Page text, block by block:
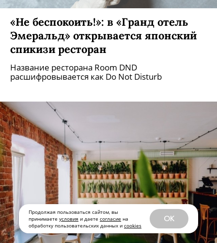
Продолжая пользоваться сайтом, вы
принимаете условия и даете согласие на
обработку пользовательских данных и cookies
OK
«Не беспокоить!»: в «Гранд отель
Эмеральд» открывается японский
спикизи ресторан
Название ресторана Room DND